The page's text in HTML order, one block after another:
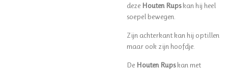
deze Houten Rupskan hij heel
soepel bewegen.
Zijn achterkant kan hij optillen
maar ook zijn hoofdje.
De Houten Rupskan met